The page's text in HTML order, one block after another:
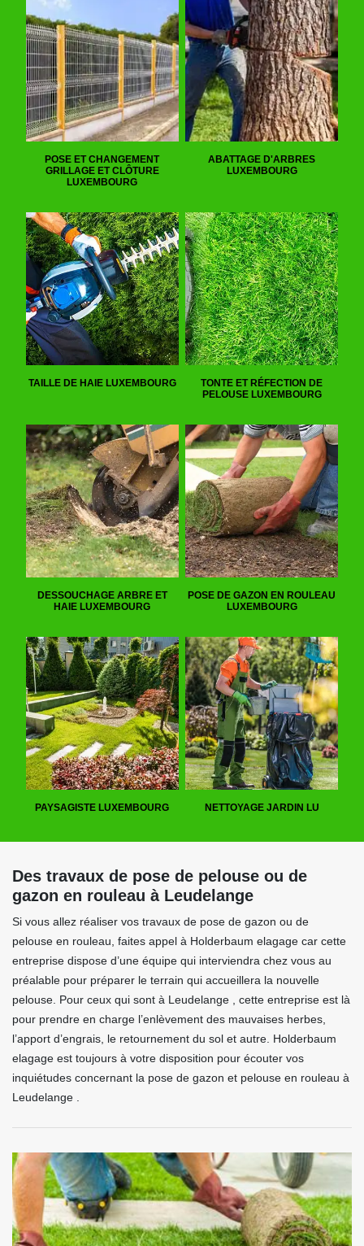
POSE ET CHANGEMENT
GRILLAGE ET CLÔTURE
LUXEMBOURG
ABATTAGE D'ARBRES
LUXEMBOURG
TAILLE DE HAIE LUXEMBOURG
TONTE ET RÉFECTION DE
PELOUSE LUXEMBOURG
DESSOUCHAGE ARBRE ET
HAIE LUXEMBOURG
POSE DE GAZON EN ROULEAU
LUXEMBOURG
PAYSAGISTE LUXEMBOURG NETTOYAGE JARDIN LU
Des travaux de pose de pelouse ou de
gazon en rouleau à Leudelange
Si vous allez réaliser vos travaux de pose de gazon ou de
pelouse en rouleau, faites appel à Holderbaum elagage car cette
entreprise dispose d’une équipe qui interviendra chez vous au
préalable pour préparer le terrain qui accueillera la nouvelle
pelouse. Pour ceux qui sont à Leudelange , cette entreprise est là
pour prendre en charge l’enlèvement des mauvaises herbes,
l’apport d’engrais, le retournement du sol et autre. Holderbaum
elagage est toujours à votre disposition pour écouter vos
inquiétudes concernant la pose de gazon et pelouse en rouleau à
Leudelange .